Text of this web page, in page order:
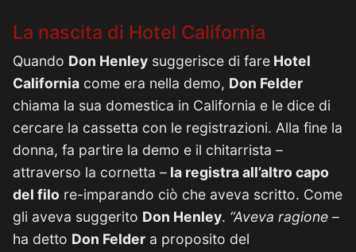
La nascita di Hotel California
Quando Don Henley suggerisce di fare Hotel
California come era nella demo, Don Felder
chiama la sua domestica in California e le dice di
cercare la cassetta con le registrazioni. Alla fine la
donna, fa partire la demo e il chitarrista –
attraverso la cornetta – la registra all’altro capo
del filo re-imparando ciò che aveva scritto. Come
gli aveva suggerito Don Henley. “Aveva ragione –
ha detto Don Felder a proposito del